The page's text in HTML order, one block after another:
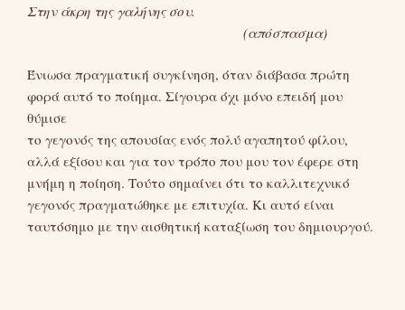
Στην άκρη της γαλήνης σου.
(απόσπασμα)
Ένιωσα πραγματική συγκίνηση, όταν διάβασα πρώτη
φορά αυτό το ποίημα. Σίγουρα όχι μόνο επειδή μου
θύμισε
το γεγονός της απουσίας ενός πολύ αγαπητού φίλου,
αλλά εξίσου και για τον τρόπο που μου τον έφερε στη
μνήμη η ποίηση. Τούτο σημαίνει ότι το καλλιτεχνικό
γεγονός πραγματώθηκε με επιτυχία. Κι αυτό είναι
ταυτόσημο με την αισθητική καταξίωση του δημιουργού.